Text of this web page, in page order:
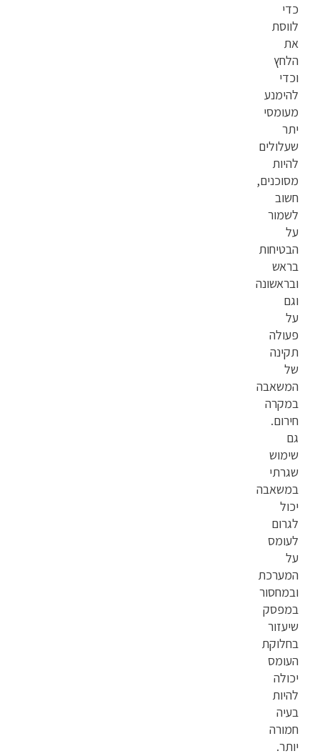
כדי
לווסת
את
הלחץ
וכדי
להימנע
מעומסי
יתר
שעלולים
להיות
מסוכנים,
חשוב
לשמור
על
הבטיחות
בראש
ובראשונה
וגם
על
פעולה
תקינה
של
המשאבה
במקרה
חירום.
גם
שימוש
שגרתי
במשאבה
יכול
לגרום
לעומס
על
המערכת
ובמחסור
במפסק
שיעזור
בחלוקת
העומס
יכולה
להיות
בעיה
חמורה
יותר.